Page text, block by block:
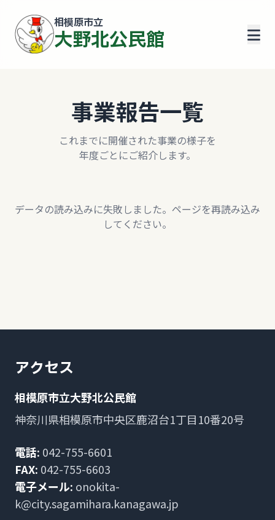
相模原市立
大野北公民館
事業報告一覧
これまでに開催された事業の様子を
年度ごとにご紹介します。
データの読み込みに失敗しました。ページを再読み込み
してください。
アクセス
相模原市立大野北公民館
神奈川県相模原市中央区鹿沼台1丁目10番20号
電話: 042-755-6601
FAX: 042-755-6603
電子メール: onokita-
k@city.sagamihara.kanagawa.jp